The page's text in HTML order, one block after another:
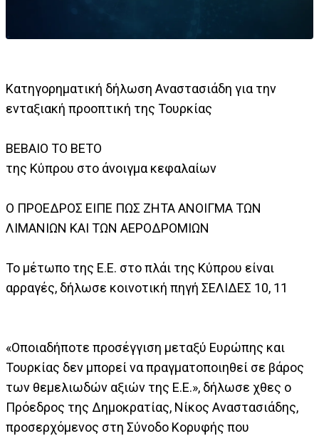
Κατηγορηματική δήλωση Αναστασιάδη για την
ενταξιακή προοπτική της Τουρκίας
ΒΕΒΑΙΟ ΤΟ ΒΕΤΟ
της Κύπρου στο άνοιγμα κεφαλαίων
Ο ΠΡΟΕΔΡΟΣ ΕΙΠΕ ΠΩΣ ΖΗΤΑ ΑΝΟΙΓΜΑ ΤΩΝ
ΛΙΜΑΝΙΩΝ ΚΑΙ ΤΩΝ ΑΕΡΟΔΡΟΜΙΩΝ
Το μέτωπο της Ε.Ε. στο πλάι της Κύπρου είναι
αρραγές, δήλωσε κοινοτική πηγή ΣΕΛΙΔΕΣ 10, 11
«Οποιαδήποτε προσέγγιση μεταξύ Ευρώπης και
Τουρκίας δεν μπορεί να πραγματοποιηθεί σε βάρος
των θεμελιωδών αξιών της Ε.Ε.», δήλωσε χθες ο
Πρόεδρος της Δημοκρατίας, Νίκος Αναστασιάδης,
προσερχόμενος στη Σύνοδο Κορυφής που